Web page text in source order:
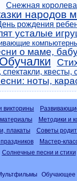
Снежная королева
народов
рождения
усталые
о маме,
Обучалки
спектакли, квесты,
ноты,
викторины
Методики и
плакаты
Советы
Мастер-
Солнечные песни и стихи
Обучающее